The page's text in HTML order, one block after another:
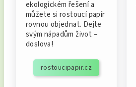
ekologickém řešení a
můžete si rostoucí papír
rovnou objednat. Dejte
svým nápadům život –
doslova!
rostoucipapir.cz